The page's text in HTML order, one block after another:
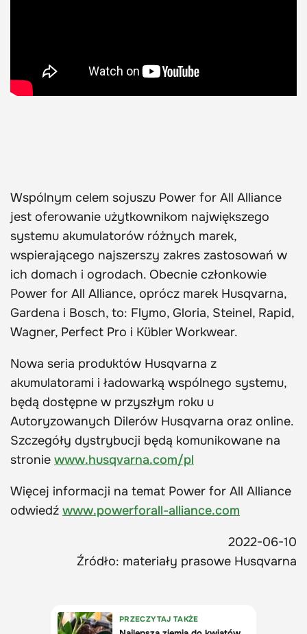
Wspólnym celem sojuszu Power for All Alliance
jest oferowanie użytkownikom największego
systemu akumulatorów różnych marek,
wspierającego najszerszy zakres zastosowań w
ich domach i ogrodach. Obecnie członkowie
Power for All Alliance, oprócz marek Husqvarna,
Gardena i Bosch, to: Flymo, Gloria, Steinel, Rapid,
Wagner, Perfect Pro i Kübler Workwear.
Nowa seria produktów Husqvarna z
akumulatorami i ładowarką wspólnego systemu,
będą dostępne w przyszłym roku u
Autoryzowanych Dilerów Husqvarna oraz online.
Szczegóły dystrybucji będą komunikowane na
stronie www.husqvarna.com/pl
Więcej informacji na temat Power for All Alliance
odwiedź www.powerforall-alliance.com
2022-06-10
Źródło: materiały prasowe Husqvarna